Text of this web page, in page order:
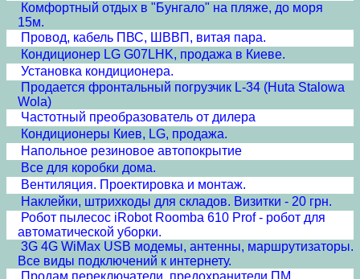
Комфортный отдых в "Бунгало" на пляже, до моря
15м.
Провод, кабель ПВС, ШВВП, витая пара.
Кондиционер LG G07LHK, продажа в Киеве.
Установка кондиционера.
Продается фронтальный погрузчик L-34 (Huta Stalowa
Wola)
Частотный преобразователь от дилера
Кондиционеры Киев, LG, продажа.
Напольное резиновое автопокрытие
Все для коробки дома.
Вентиляция. Проектировка и монтаж.
Наклейки, штрихкоды для складов. Визитки - 20 грн.
Робот пылесос iRobot Roomba 610 Prof - робот для
автоматической уборки.
3G 4G WiMax USB модемы, антенны, маршрутизаторы.
Все виды подключений к интернету.
Продам переключатели, предохранители ПМ